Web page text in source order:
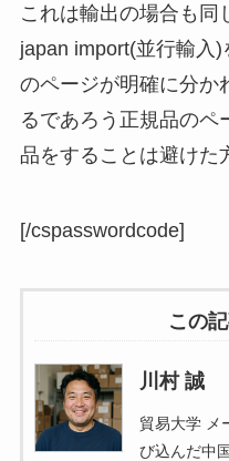
これは輸出の場合も同
japan import(並行輸入
のページが明確に分か
るであろう正規品のペ
品をすることは避けた
[/cspasswordcode]
この
川村 誠
貿易大学 メ
び込んだ中